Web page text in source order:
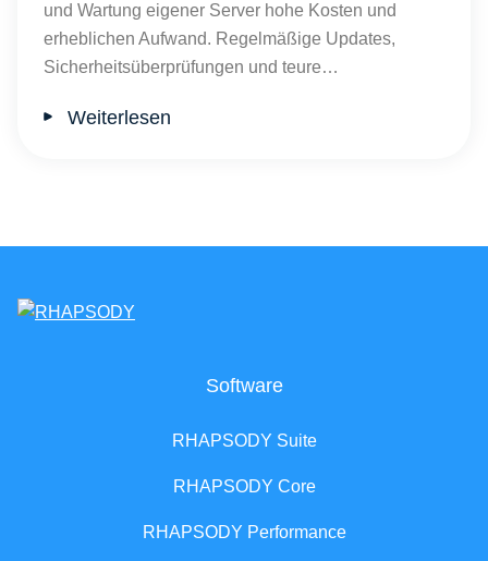
und Wartung eigener Server hohe Kosten und
erheblichen Aufwand. Regelmäßige Updates,
Sicherheitsüberprüfungen und teure…
Weiterlesen
Software
RHAPSODY Suite
RHAPSODY Core
RHAPSODY Performance